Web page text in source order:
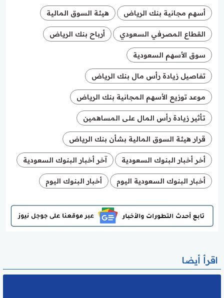
أسهم مجانية بنك الرياض هيئة السوق المالية
القطاع المصرفي السعودي أرباح بنك الرياض
سوق الأسهم السعودية
تفاصيل زيادة رأس مال بنك الرياض
موعد توزيع الأسهم المجانية بنك الرياض
تأثير زيادة رأس المال على المساهمين
قرار هيئة السوق المالية بشأن بنك الرياض
أخر أخبار البنوك السعودية آخر أخبار البنوك السعودية
أخبار البنوك السعودية اليوم أخبار البنوك اليوم
اقرأ أيضا